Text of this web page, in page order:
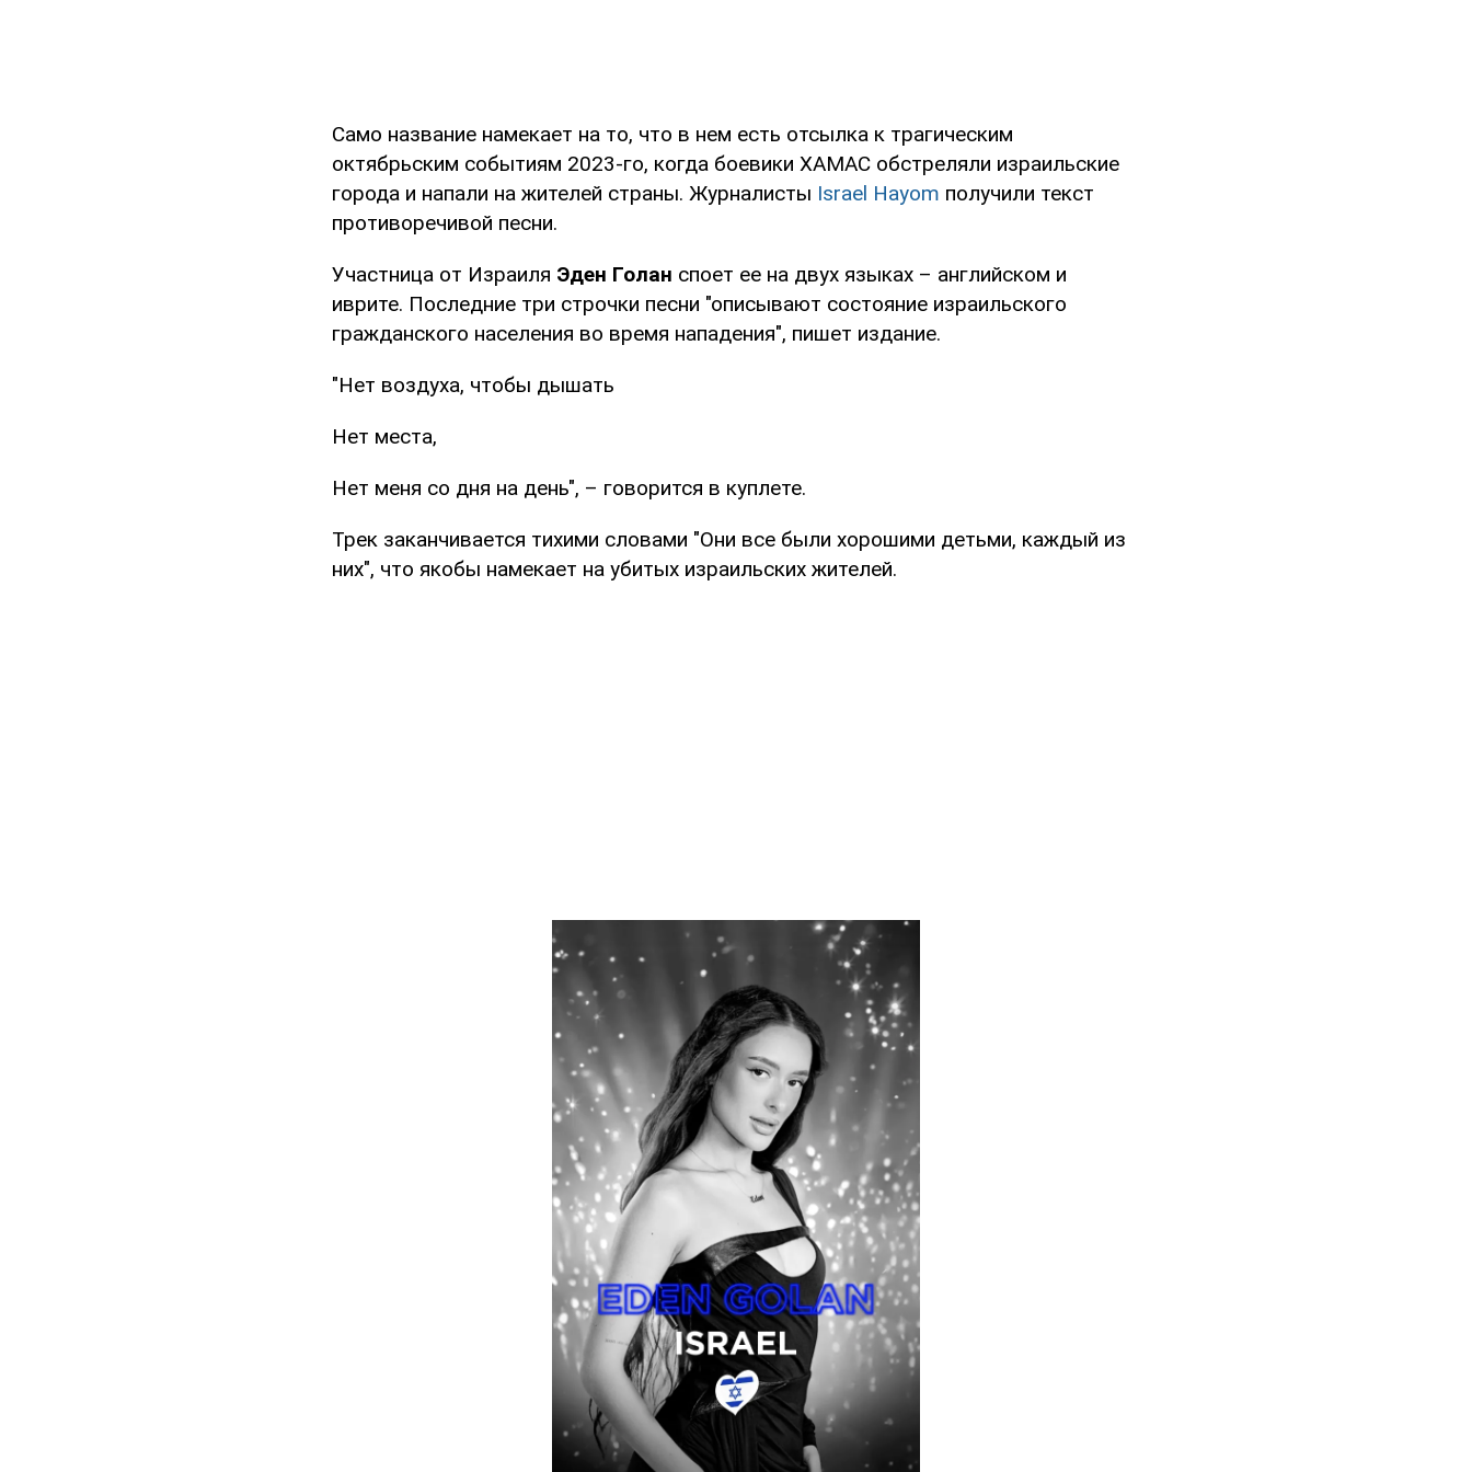
Само название намекает на то, что в нем есть отсылка к трагическим
октябрьским событиям 2023-го, когда боевики ХАМАС обстреляли израильские
города и напали на жителей страны. Журналисты Israel Hayom получили текст
противоречивой песни.
Участница от Израиля Эден Голан споет ее на двух языках – английском и
иврите. Последние три строчки песни "описывают состояние израильского
гражданского населения во время нападения", пишет издание.
"Нет воздуха, чтобы дышать
Нет места,
Нет меня со дня на день", – говорится в куплете.
Трек заканчивается тихими словами "Они все были хорошими детьми, каждый из
них", что якобы намекает на убитых израильских жителей.